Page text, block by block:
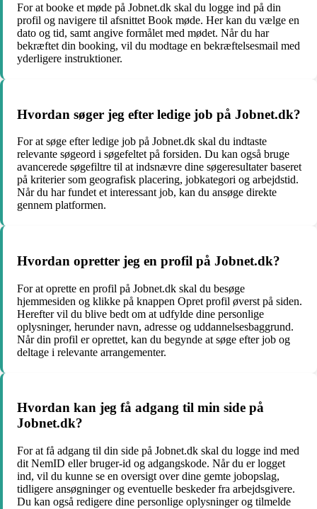
For at booke et møde på Jobnet.dk skal du logge ind på din
profil og navigere til afsnittet Book møde. Her kan du vælge en
dato og tid, samt angive formålet med mødet. Når du har
bekræftet din booking, vil du modtage en bekræftelsesmail med
yderligere instruktioner.
Hvordan søger jeg efter ledige job på Jobnet.dk?
For at søge efter ledige job på Jobnet.dk skal du indtaste
relevante søgeord i søgefeltet på forsiden. Du kan også bruge
avancerede søgefiltre til at indsnævre dine søgeresultater baseret
på kriterier som geografisk placering, jobkategori og arbejdstid.
Når du har fundet et interessant job, kan du ansøge direkte
gennem platformen.
Hvordan opretter jeg en profil på Jobnet.dk?
For at oprette en profil på Jobnet.dk skal du besøge
hjemmesiden og klikke på knappen Opret profil øverst på siden.
Herefter vil du blive bedt om at udfylde dine personlige
oplysninger, herunder navn, adresse og uddannelsesbaggrund.
Når din profil er oprettet, kan du begynde at søge efter job og
deltage i relevante arrangementer.
Hvordan kan jeg få adgang til min side på
Jobnet.dk?
For at få adgang til din side på Jobnet.dk skal du logge ind med
dit NemID eller bruger-id og adgangskode. Når du er logget
ind, vil du kunne se en oversigt over dine gemte jobopslag,
tidligere ansøgninger og eventuelle beskeder fra arbejdsgivere.
Du kan også redigere dine personlige oplysninger og tilmelde